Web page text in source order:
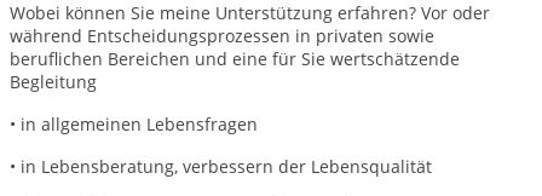
Wobei können Sie meine Unterstützung erfahren? Vor oder
während Entscheidungsprozessen in privaten sowie
beruflichen Bereichen und eine für Sie wertschätzende
Begleitung
• in allgemeinen Lebensfragen
• in Lebensberatung, verbessern der Lebensqualität